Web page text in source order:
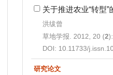
关于推进农业“转型”
洪绂曾
草地学报. 2012, 20 (2
DOI: 10.11733/
研究论文